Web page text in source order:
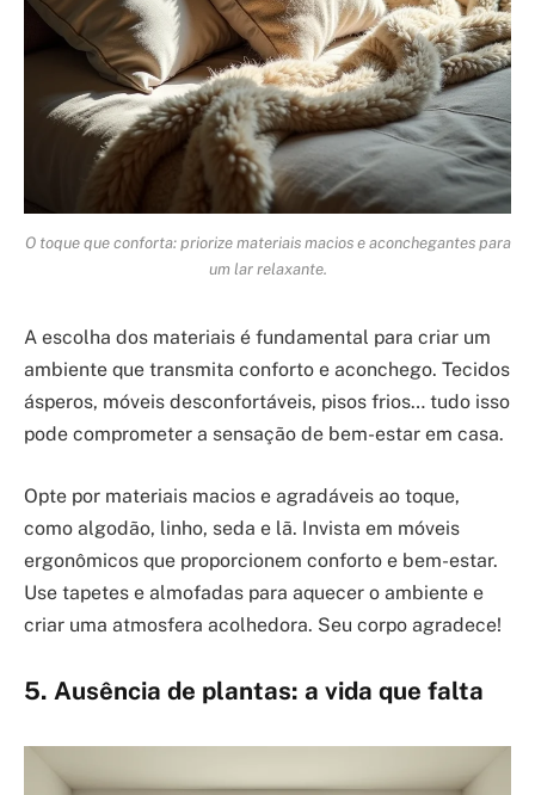
O toque que conforta: priorize materiais macios e aconchegantes para
um lar relaxante.
A escolha dos materiais é fundamental para criar um
ambiente que transmita conforto e aconchego. Tecidos
ásperos, móveis desconfortáveis, pisos frios… tudo isso
pode comprometer a sensação de bem-estar em casa.
Opte por materiais macios e agradáveis ao toque,
como algodão, linho, seda e lã. Invista em móveis
ergonômicos que proporcionem conforto e bem-estar.
Use tapetes e almofadas para aquecer o ambiente e
criar uma atmosfera acolhedora. Seu corpo agradece!
5. Ausência de plantas: a vida que falta